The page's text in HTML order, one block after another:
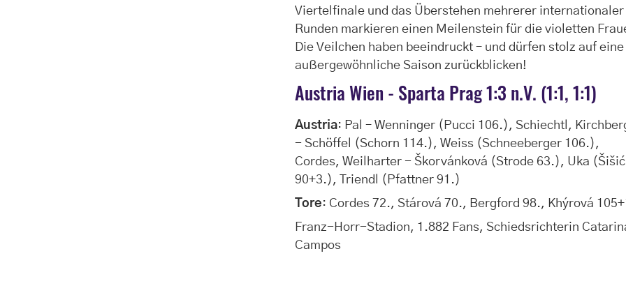
Viertelfinale und das Überstehen mehrerer internationaler
Runden markieren einen Meilenstein für die violetten
Die Veilchen haben beeindruckt – und dürfen stolz auf eine
außergewöhnliche Saison zurückblicken!
Austria Wien - Sparta Prag 1:3 n.V. (1:1, 1:1)
Austria: Pal – Wenninger (Pucci 106.), Schiechtl,
- Schöffel (Schorn 114.), Weiss (Schneeberger 106.),
Cordes, Weilharter - Škorvánková (Strode 63.), Uka (Šišić
90+3.), Triendl (Pfattner 91.)
Tore: Cordes 72., Stárová 70., Bergford 98., Khýrová
Franz-Horr-Stadion, 1.882 Fans, Schiedsrichterin
Campos